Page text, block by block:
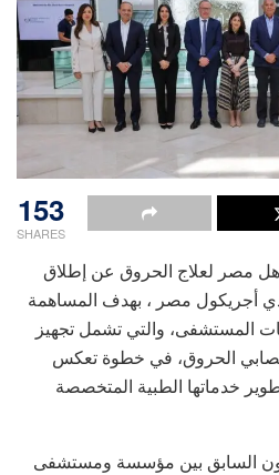
153
SHARES
مصر لعلاج الحروق عن إطلاق
أجريكول مصر ، بهدف المساهمة
المستشفى، والتي تشمل تجهيز
الحروق، في خطوة تعكس
خدماتها الطبية المتخصصة
السابق بين مؤسسة ومستشفى